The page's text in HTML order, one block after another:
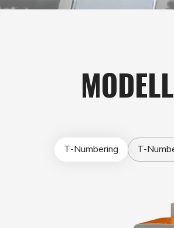
T-Numbering T-